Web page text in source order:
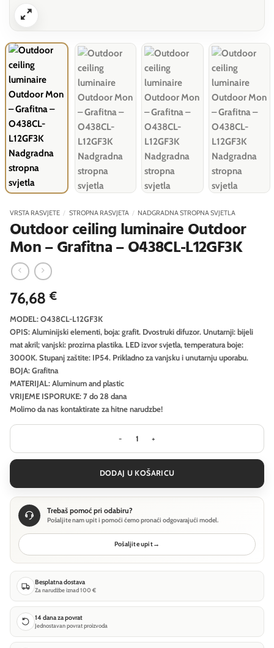
VRSTA RASVJETE / STROPNA RASVJETA / NADGRADNA STROPNA SVJETLA
Outdoor ceiling luminaire Outdoor
Mon – Grafitna – O438CL-L12GF3K
76,68 €
MODEL: O438CL-L12GF3K
OPIS: Aluminijski elementi, boja: grafit. Dvostruki difuzor. Unutarnji: bijeli
mat akril; vanjski: prozirna plastika. LED izvor svjetla, temperatura boje:
3000K. Stupanj zaštite: IP54. Prikladno za vanjsku i unutarnju uporabu.
BOJA: Grafitna
MATERIJAL: Aluminum and plastic
VRIJEME ISPORUKE: 7 do 28 dana
Molimo da nas kontaktirate za hitne narudzbe!
Outdoor ceiling luminaire Outdoor
DODAJ U KOŠARICU
Trebaš pomoć pri odabiru?
Pošaljite nam upit i pomoći ćemo pronaći odgovarajući model.
Pošaljite upit→
Besplatna dostava
Za narudžbe iznad 100 €
14 dana za povrat
Jednostavan povrat proizvoda